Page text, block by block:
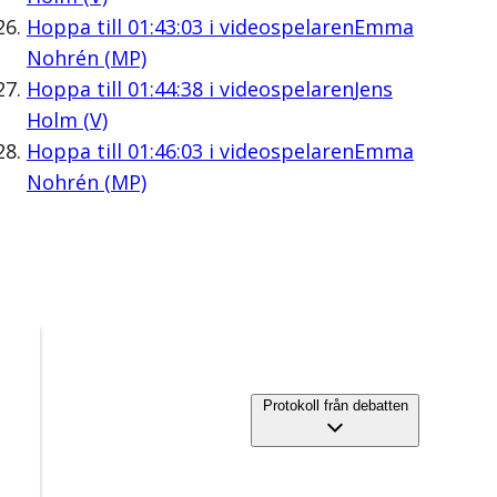
Hoppa till 01:43:03 i videospelarenEmma
Nohrén (MP)
Hoppa till 01:44:38i videospelarenJens
Holm (V)
Hoppa till 01:46:03 i videospelarenEmma
Nohrén (MP)
Protokoll från debatten